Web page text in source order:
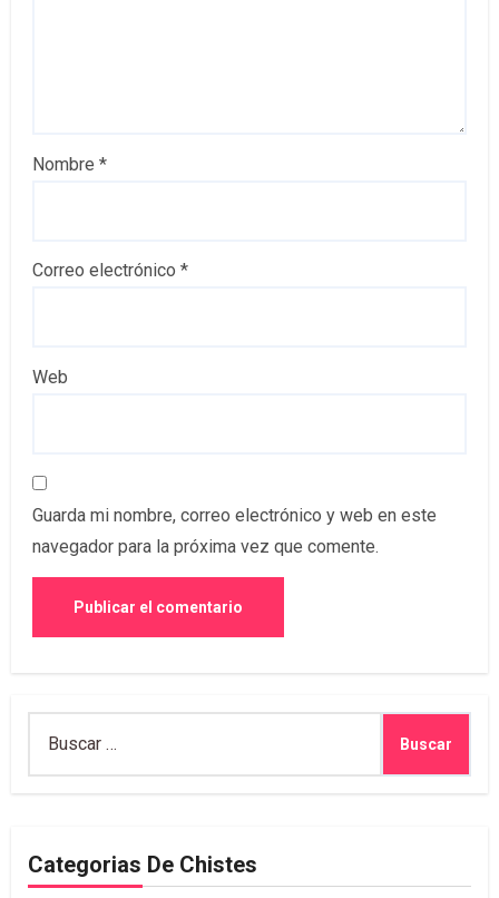
Nombre *
Correo electrónico *
Web
Guarda mi nombre, correo electrónico y web en este
navegador para la próxima vez que comente.
Categorias De Chistes